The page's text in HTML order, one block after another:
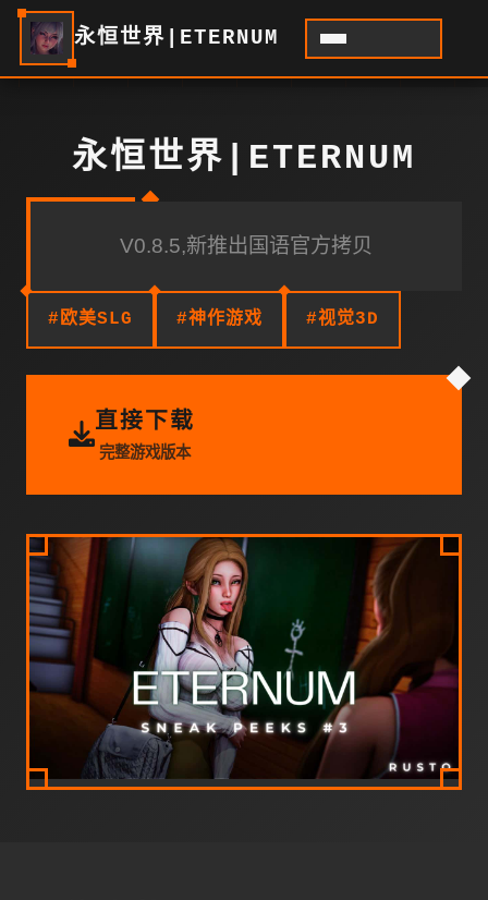
永恒世界|ETERNUM
永恒世界|ETERNUM
V0.8.5,新推出国语官方拷贝
#欧美SLG #神作游戏 #视觉3D
直接下载
完整游戏版本